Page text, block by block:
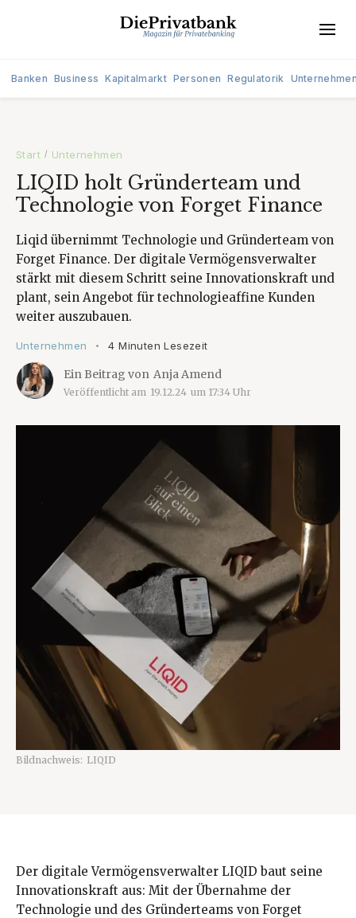
Banken Business Kapitalmarkt Personen Regulatorik
Start / Unternehmen
LIQID holt Gründerteam und
Technologie von Forget Finance
Liqid übernimmt Technologie und Gründerteam von
Forget Finance. Der digitale Vermögensverwalter
stärkt mit diesem Schritt seine Innovationskraft und
plant, sein Angebot für technologieaffine Kunden
weiter auszubauen.
Unternehmen • 4 Minuten Lesezeit
Ein Beitrag von Anja Amend
Veröffentlicht am 19.12.24 um 17:34 Uhr
Bildnachweis: LIQID
Der digitale Vermögensverwalter LIQID baut seine
Innovationskraft aus: Mit der Übernahme der
Technologie und des Gründerteams von Forget